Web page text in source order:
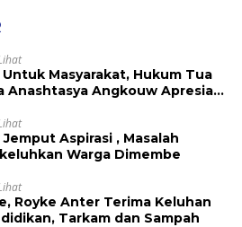
Masyarakat, Hukum Tua
Anashtasya Angkouw Apresiasi
Aspirasi , Masalah
Warga Dimembe
Royke Anter Terima Keluhan
Tarkam dan Sampah